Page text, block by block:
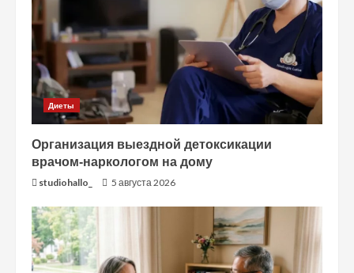
Диеты
Организация выездной детоксикации
врачом-наркологом на дому
studiohallo_ 5 августа 2026